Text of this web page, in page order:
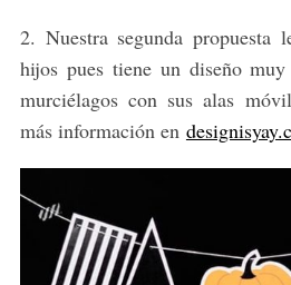
2. Nuestra segunda propuesta
hijos pues tiene un diseño
murciélagos con sus alas
más información en